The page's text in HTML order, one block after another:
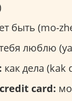
быть (mo-
люблю
как дела (kak
card: